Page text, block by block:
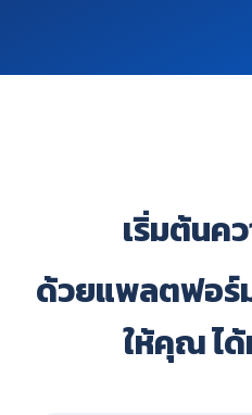
เริ่มต้นค
ด้วยแพลตฟอร์
ให้คุณ ไ